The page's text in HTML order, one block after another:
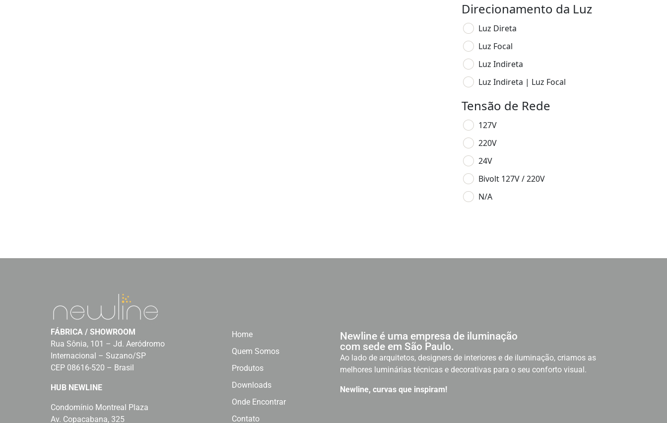
Direcionamento da Luz
Luz Direta
Luz Focal
Luz Indireta
Luz Indireta | Luz Focal
Tensão de Rede
127V
220V
24V
Bivolt 127V / 220V
N/A
FÁBRICA / SHOWROOM
Rua Sônia, 101 – Jd. Aeródromo
Internacional – Suzano/SP
CEP 08616-520 – Brasil
HUB NEWLINE
Condomínio Montreal Plaza
Av. Copacabana, 325
Home
Quem Somos
Produtos
Downloads
Onde Encontrar
Contato
Newline é uma empresa de iluminação
com sede em São Paulo.
Ao lado de arquitetos, designers de interiores e de iluminação, criamos as
melhores luminárias técnicas e decorativas para o seu conforto visual.
Newline, curvas que inspiram!